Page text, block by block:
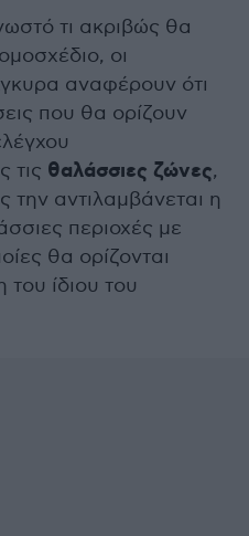
τι ακριβώς θα
οι
αναφέρουν ότι
που θα ορίζουν
τις θαλάσσιες ζώνες,
την αντιλαμβάνεται η
περιοχές με
θα ορίζονται
ίδιου του